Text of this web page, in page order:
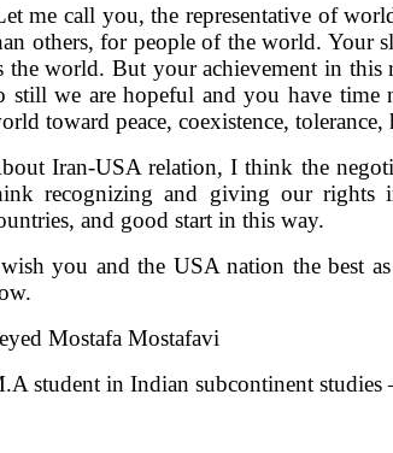
me call you, the representative of
others, for people of the world. Your
the world. But your achievement in
still we are hopeful and you have time
toward peace, coexistence,
Iran-USA relation, I think the
recognizing and giving our rights
and good start in this way.
you and the USA nation the best
Mostafa Mostafavi
student in Indian subcontinent studies